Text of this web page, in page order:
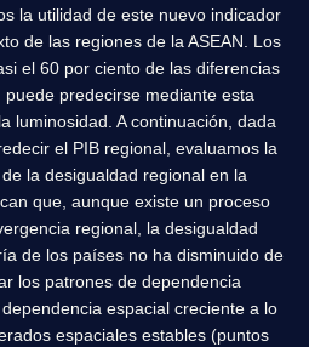
la utilidad de este nuevo indicador
de las regiones de la ASEAN. Los
el 60 por ciento de las diferencias
predecirse mediante esta
luminosidad. A continuación, dada
el PIB regional, evaluamos la
la desigualdad regional en la
que, aunque existe un proceso
regional, la desigualdad
de los países no ha disminuido de
los patrones de dependencia
espacial creciente a lo
espaciales estables (puntos